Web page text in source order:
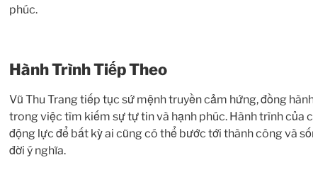
phúc.
Hành Trình Tiếp Theo
Vũ Thu Trang tiếp tục sứ mệnh truyền cảm hứng, đồng
trong việc tìm kiếm sự tự tin và hạnh phúc. Hành trình của
động lực để bất kỳ ai cũng có thể bước tới thành công và
đời ý nghĩa.